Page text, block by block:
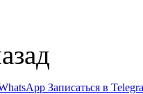
Записаться в